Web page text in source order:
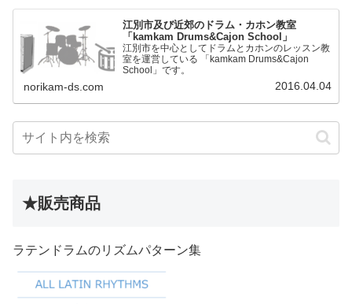
江別市及び近郊のドラム・カホン教室
「kamkam Drums&Cajon School」
江別市を中心としてドラムとカホンのレッスン教
室を運営している 「kamkam Drums&Cajon
School」です。
norikam-ds.com 2016.04.04
★販売商品
ラテンドラムのリズムパターン集